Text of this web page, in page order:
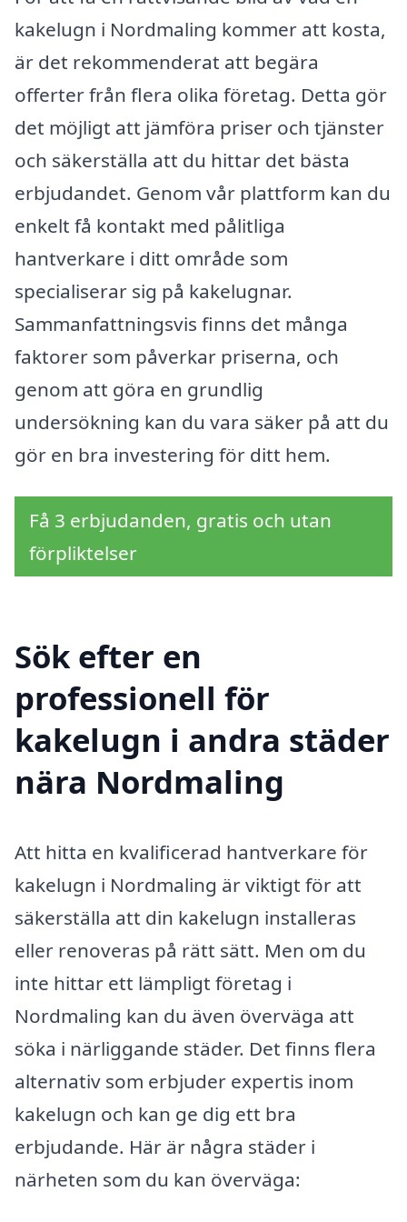
kakelugn i Nordmaling kommer att kosta,
är det rekommenderat att begära
offerter från flera olika företag. Detta gör
det möjligt att jämföra priser och tjänster
och säkerställa att du hittar det bästa
erbjudandet. Genom vår plattform kan du
enkelt få kontakt med pålitliga
hantverkare i ditt område som
specialiserar sig på kakelugnar.
Sammanfattningsvis finns det många
faktorer som påverkar priserna, och
genom att göra en grundlig
undersökning kan du vara säker på att du
gör en bra investering för ditt hem.
Få 3 erbjudanden, gratis och utan
förpliktelser
Sök efter en
professionell för
kakelugn i andra städer
nära Nordmaling
Att hitta en kvalificerad hantverkare för
kakelugn i Nordmaling är viktigt för att
säkerställa att din kakelugn installeras
eller renoveras på rätt sätt. Men om du
inte hittar ett lämpligt företag i
Nordmaling kan du även överväga att
söka i närliggande städer. Det finns flera
alternativ som erbjuder expertis inom
kakelugn och kan ge dig ett bra
erbjudande. Här är några städer i
närheten som du kan överväga: